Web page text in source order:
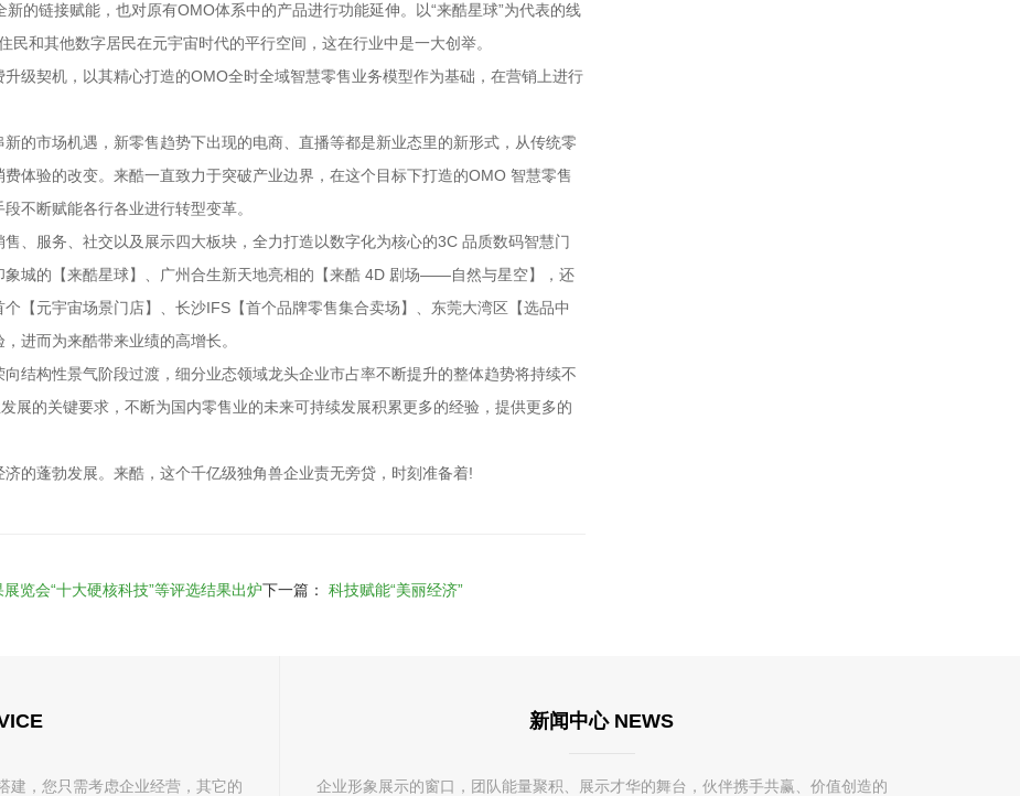
新的链接赋能，也对原有OMO体系中的产品进行功能延伸。以“来酷星球”为代表的线
和其他数字居民在元宇宙时代的平行空间，这在行业中是一大创举。
级契机，以其精心打造的OMO全时全域智慧零售业务模型作为基础，在营销上进行
的市场机遇，新零售趋势下出现的电商、直播等都是新业态里的新形式，从传统零
体验的改变。来酷一直致力于突破产业边界，在这个目标下打造的OMO 智慧零售
不断赋能各行各业进行转型变革。
、服务、社交以及展示四大板块，全力打造以数字化为核心的3C 品质数码智慧门
象城的【来酷星球】、广州合生新天地亮相的【来酷 4D 剧场——自然与星空】，还
【元宇宙场景门店】、长沙IFS【首个品牌零售集合卖场】、东莞大湾区【选品中
进而为来酷带来业绩的高增长。
结构性景气阶段过渡，细分业态领域龙头企业市占率不断提升的整体趋势将持续不
展的关键要求，不断为国内零售业的未来可持续发展积累更多的经验，提供更多的
的蓬勃发展。来酷，这个千亿级独角兽企业责无旁贷，时刻准备着!
览会“十大硬核科技”等评选结果出炉下一篇： 科技赋能“美丽经济”
建，您只需考虑企业经营，其它的
新闻中心 NEWS
企业形象展示的窗口，团队能量聚积、展示才华的舞台，伙伴携手共赢、价值创造的